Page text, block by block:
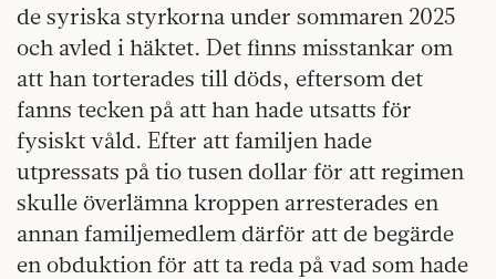
de syriska styrkorna under sommaren 2025
och avled i häktet. Det finns misstankar om
att han torterades till döds, eftersom det
fanns tecken på att han hade utsatts för
fysiskt våld. Efter att familjen hade
utpressats på tio tusen dollar för att regimen
skulle överlämna kroppen arresterades en
annan familjemedlem därför att de begärde
en obduktion för att ta reda på vad som hade